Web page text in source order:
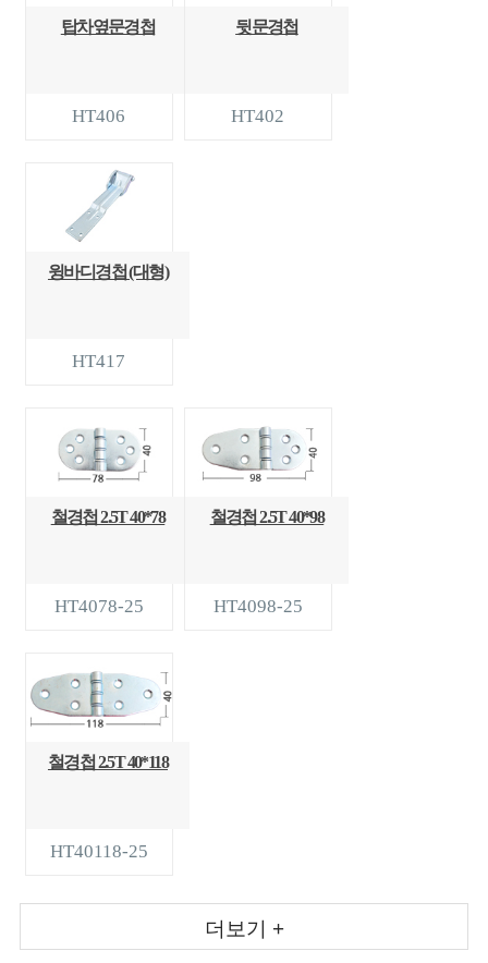
탑차옆문경첩
HT406
뒷문경첩
HT402
윙바디경첩 (대형)
HT417
철경첩 2.5T 40*78
HT4078-25
철경첩 2.5T 40*98
HT4098-25
철경첩 2.5T 40*118
HT40118-25
더보기 +